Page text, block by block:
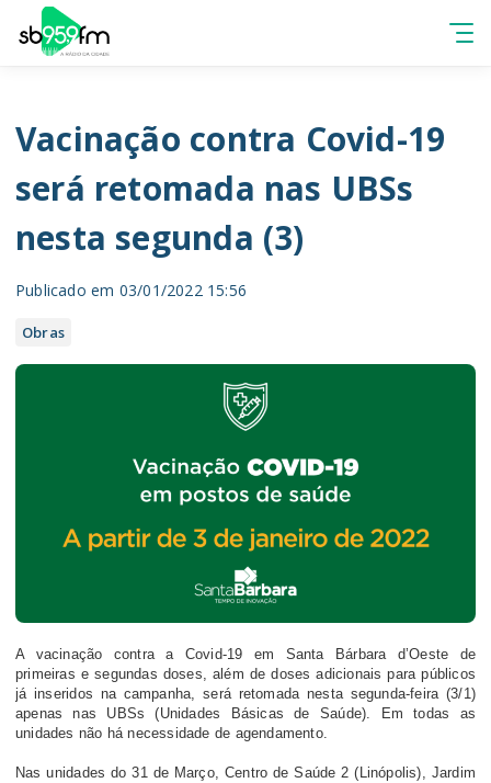
Vacinação contra Covid-19
será retomada nas UBSs
nesta segunda (3)
Publicado em 03/01/2022 15:56
Obras
A vacinação contra a Covid-19 em Santa Bárbara d’Oeste de
primeiras e segundas doses, além de doses adicionais para públicos
já inseridos na campanha, será retomada nesta segunda-feira (3/1)
apenas nas UBSs (Unidades Básicas de Saúde). Em todas as
unidades não há necessidade de agendamento.
Nas unidades do 31 de Março, Centro de Saúde 2 (Linópolis), Jardim